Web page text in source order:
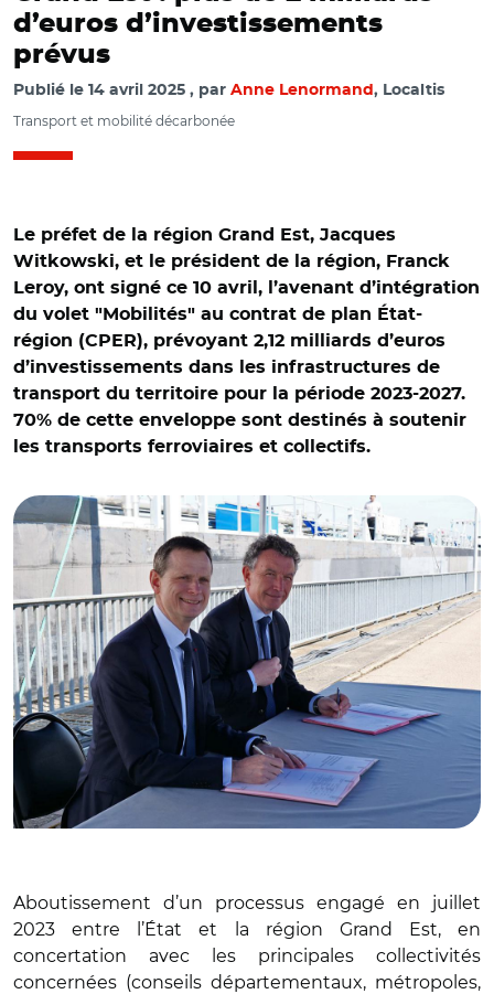
d’euros d’investissements
prévus
Publié le 14 avril 2025 par Anne Lenormand , Localtis
Transport et mobilité décarbonée
Le préfet de la région Grand Est, Jacques
Witkowski, et le président de la région, Franck
Leroy, ont signé ce 10 avril, l’avenant d’intégration
du volet "Mobilités" au contrat de plan État-
région (CPER), prévoyant 2,12 milliards d’euros
d’investissements dans les infrastructures de
transport du territoire pour la période 2023-2027.
70% de cette enveloppe sont destinés à soutenir
les transports ferroviaires et collectifs.
Aboutissement d’un processus engagé en juillet
2023 entre l’État et la région Grand Est, en
concertation avec les principales collectivités
concernées (conseils départementaux, métropoles,